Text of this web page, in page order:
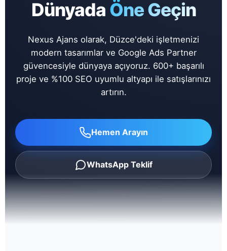
Dünyada Öne Geçin
Nexus Ajans olarak, Düzce'deki işletmenizi
modern tasarımlar ve Google Ads Partner
güvencesiyle dünyaya açıyoruz. 600+ başarılı
proje ve %100 SEO uyumlu altyapı ile satışlarınızı
artırın.
Hemen Arayın
WhatsApp Teklif